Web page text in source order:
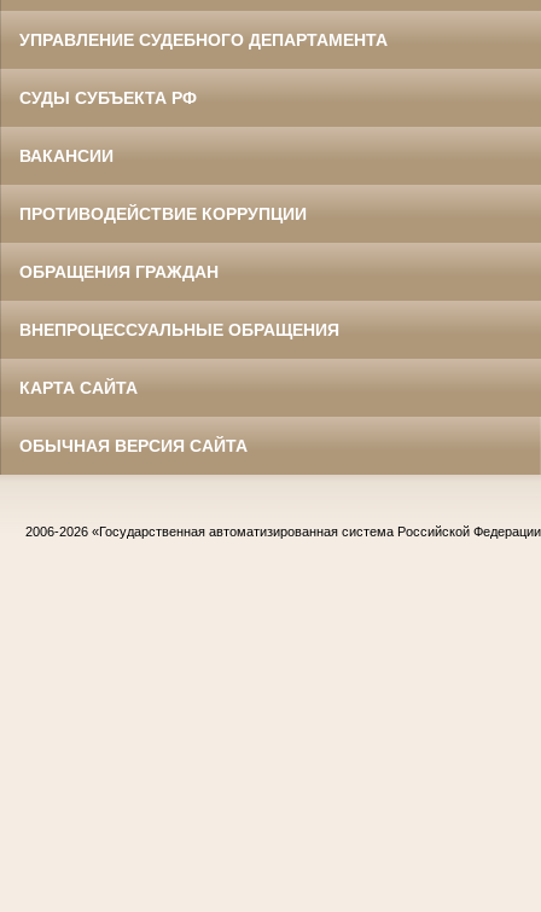
УПРАВЛЕНИЕ СУДЕБНОГО ДЕПАРТАМЕНТА
СУДЫ СУБЪЕКТА РФ
ВАКАНСИИ
ПРОТИВОДЕЙСТВИЕ КОРРУПЦИИ
ОБРАЩЕНИЯ ГРАЖДАН
ВНЕПРОЦЕССУАЛЬНЫЕ ОБРАЩЕНИЯ
КАРТА САЙТА
ОБЫЧНАЯ ВЕРСИЯ САЙТА
2006-2026 «Государственная автоматизированная система Российской